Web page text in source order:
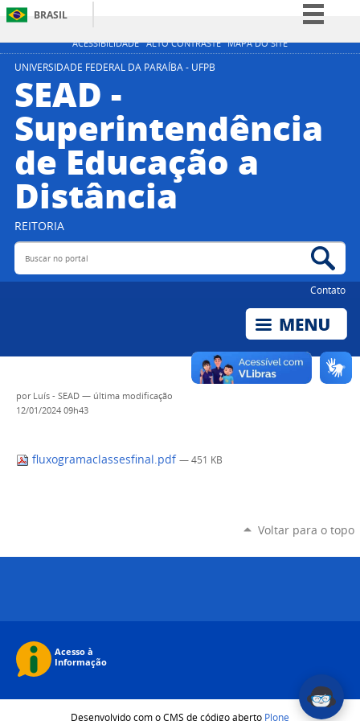
ACESSIBILIDADE ALTO CONTRASTE MAPA DO SITE
BRASIL
Simplifique!
Acesso à informação
Legislação
Canais
UNIVERSIDADE FEDERAL DA PARAÍBA - UFPB
SEAD -
Superintendência
de Educação a
Distância
REITORIA
Buscar no portal
Contato
por Luís - SEAD — última modificação
12/01/2024 09h43
fluxogramaclassesfinal.pdf — 451 KB
Voltar para o topo
Desenvolvido com o CMS de código aberto Plone